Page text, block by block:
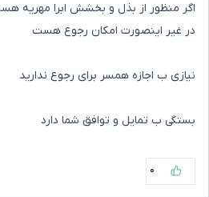
اگر منظور از بذل و بخشش ابرا مهریه
در غیر اینصورت امکان رجوع هست
نیازی ب اجازه همسر برای رجوع ندارید
بستگی ب تمایل و توافق شما دارد
۰